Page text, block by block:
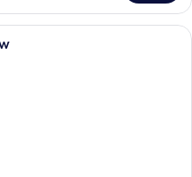
Et hotelværelse med to senge, et